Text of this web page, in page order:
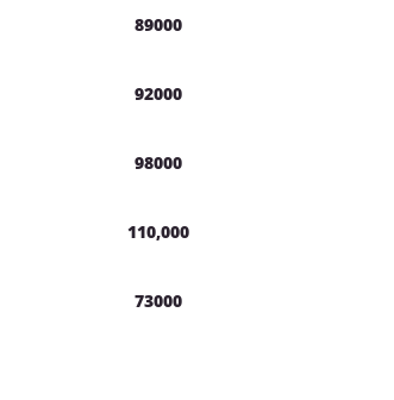
89000
92000
98000
110,000
73000